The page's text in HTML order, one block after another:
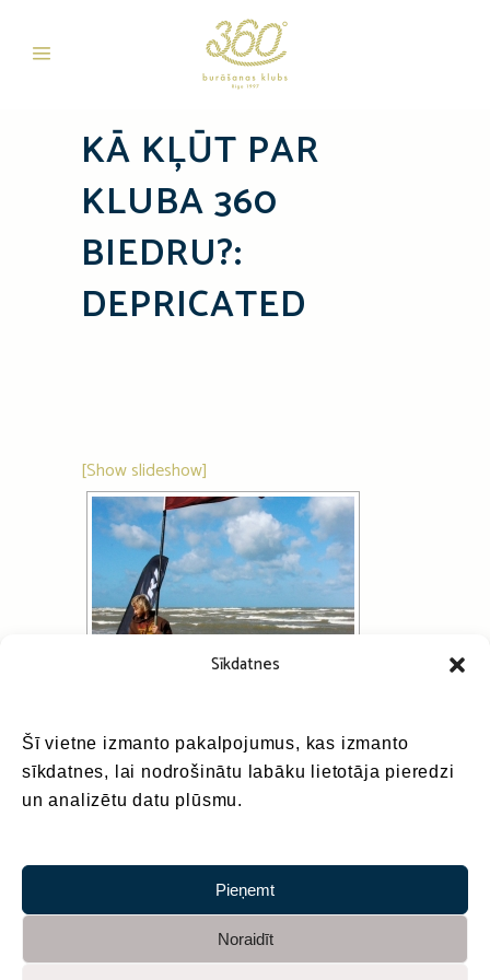
Sīkdatnes
Šī vietne izmanto pakalpojumus, kas izmanto
sīkdatnes, lai nodrošinātu labāku lietotāja pieredzi
un analizētu datu plūsmu.
Pieņemt
Noraidīt
KĀ KĻŪT PAR
KLUBA 360
BIEDRU?:
DEPRICATED
[Show slideshow]
◄ 1 2